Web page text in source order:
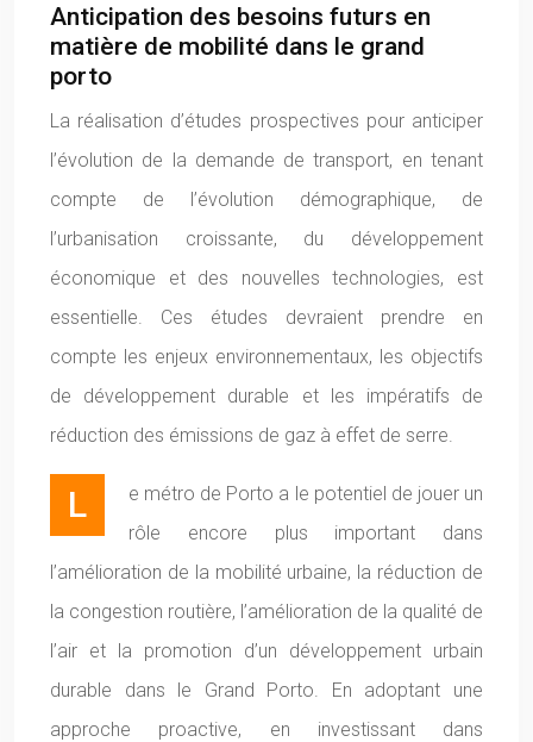
Anticipation des besoins futurs en
matière de mobilité dans le grand
porto
La réalisation d’études prospectives pour anticiper
l’évolution de la demande de transport, en tenant
compte de l’évolution démographique, de
l’urbanisation croissante, du développement
économique et des nouvelles technologies, est
essentielle. Ces études devraient prendre en
compte les enjeux environnementaux, les objectifs
de développement durable et les impératifs de
réduction des émissions de gaz à effet de serre.
Le métro de Porto a le potentiel de jouer un
rôle encore plus important dans
l’amélioration de la mobilité urbaine, la réduction de
la congestion routière, l’amélioration de la qualité de
l’air et la promotion d’un développement urbain
durable dans le Grand Porto. En adoptant une
approche proactive, en investissant dans